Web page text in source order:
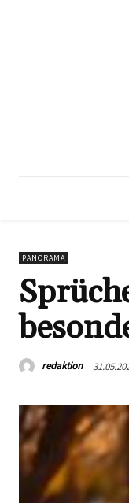
PANORAMA
redaktion